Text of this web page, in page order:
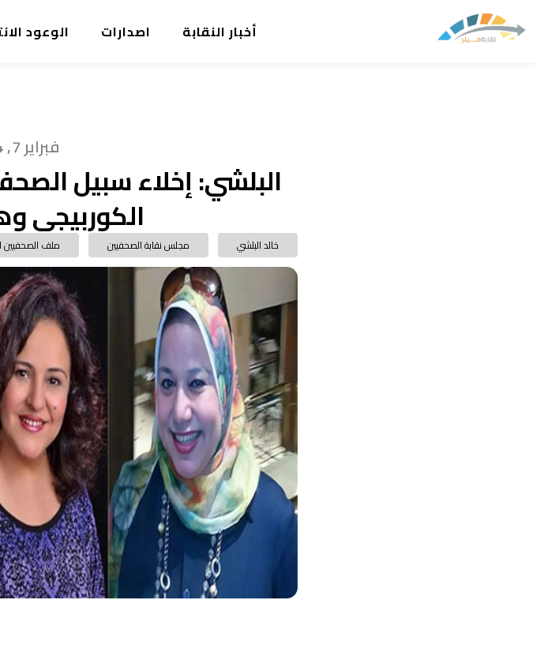
أخبار النقابة اصدارات الوعود
فبراير 7, 2024
البلشي: إخلاء سبيل
الكوربيجي
خالد البلشي مجلس نقابة الصحفيين ملف الصحفيين